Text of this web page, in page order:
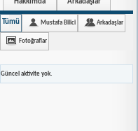
Hakkımda Arkadaşlar
Tümü Mustafa Bilici Arkadaşlar
Fotoğraflar
Güncel aktivite yok.